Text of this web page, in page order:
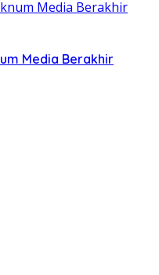
Media Berakhir